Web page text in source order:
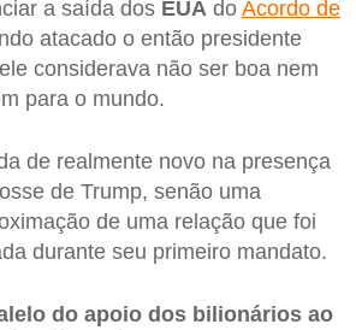
a saída dos EUA do Acordo de
atacado o então presidente
considerava não ser boa nem
para o mundo.
de realmente novo na presença
de Trump, senão uma
de uma relação que foi
durante seu primeiro mandato.
do apoio dos bilionários ao